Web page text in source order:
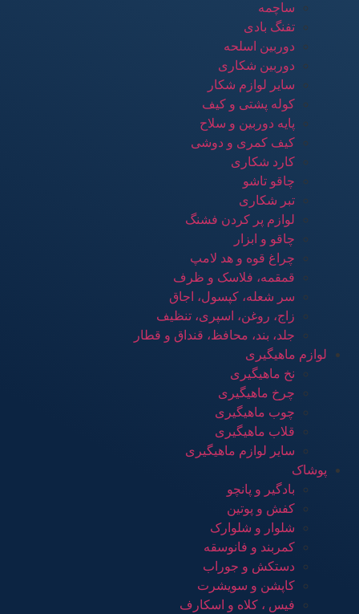
ساچمه
تفنگ بادی
دوربین اسلحه
دوربین شکاری
سایر لوازم شکار
کوله پشتی و کیف
پایه دوربین و سلاح
کیف کمری و دوشی
کارد شکاری
چاقو تاشو
تبر شکاری
لوازم پر کردن فشنگ
چاقو و ابزار
چراغ قوه و هد لامپ
قمقمه، فلاسک و ظرف
سر شعله، کپسول، اجاق
زاج، روغن، اسپری، تنظیف
جلد، بند، محافظ، قنداق و قطار
لوازم ماهیگیری
نخ ماهیگیری
چرخ ماهیگیری
چوب ماهیگیری
قلاب ماهیگیری
سایر لوازم ماهیگیری
پوشاک
بادگیر و پانچو
کفش و پوتین
شلوار و شلوارک
کمربند و فانوسقه
دستکش و جوراب
کاپشن و سویشرت
فیس ، کلاه و اسکارف